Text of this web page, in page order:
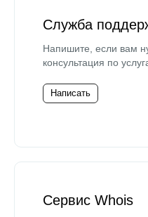
Служба
Напишите, если вам
консультация по
Написать
Сервис Whois